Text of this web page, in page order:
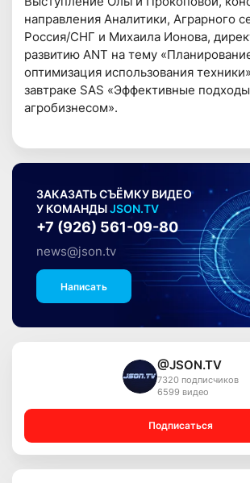
направления Аналитики, Аграрного
Россия/СНГ и Михаила Ионова,
развитию ANT на тему
оптимизация использования
завтраке SAS «Эффективные
агробизнесом».
ЗАКАЗАТЬ СЪЁМКУ ВИДЕО
У КОМАНДЫJSON.TV
+7 (926) 561-09-80
news@json.tv
Написать
@JSON.TV
7320 подписчиков
6599 видео
Подписаться